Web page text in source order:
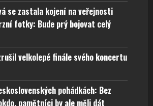
se zastala kojení na veřejnosti
fotky: Bude prý bojovat celý
velkolepé finále svého koncertu
pohádkách: Bez
pamětníci by ale měli dát